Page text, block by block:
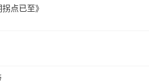
点已至》